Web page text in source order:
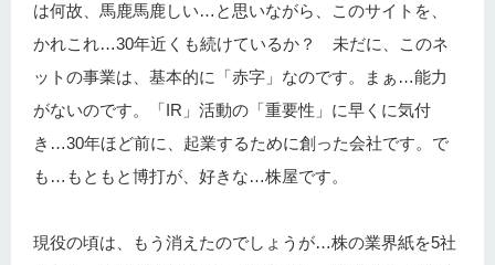
は何故、馬鹿馬鹿しい…と思いながら、このサイトを、
かれこれ…30年近くも続けているか？ 未だに、このネ
ットの事業は、基本的に「赤字」なのです。まぁ…能力
がないのです。「IR」活動の「重要性」に早くに気付
き…30年ほど前に、起業するために創った会社です。で
も…もともと博打が、好きな…株屋です。
現役の頃は、もう消えたのでしょうが…株の業界紙を5社